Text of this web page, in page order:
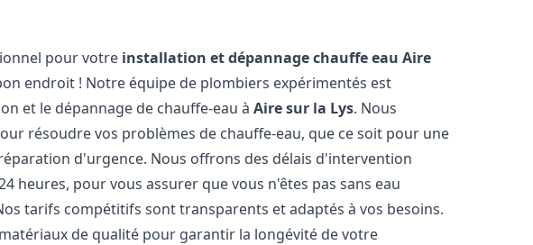
pour votre installation et dépannage chauffe eau Aire
endroit ! Notre équipe de plombiers expérimentés est
et le dépannage de chauffe-eau àAire sur la Lys. Nous
résoudre vos problèmes de chauffe-eau, que ce soit pour une
d'urgence. Nous offrons des délais d'intervention
heures, pour vous assurer que vous n'êtes pas sans eau
tarifs compétitifs sont transparents et adaptés à vos besoins.
de qualité pour garantir la longévité de votre